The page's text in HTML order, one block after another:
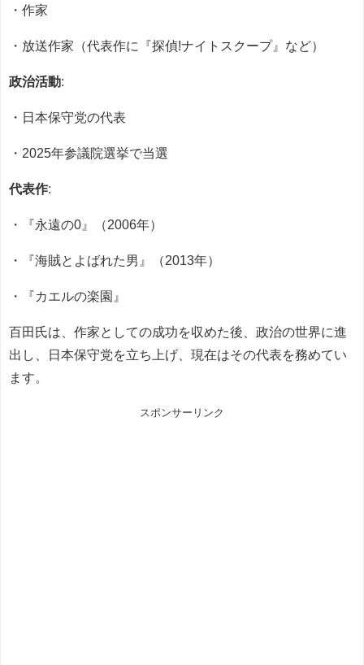
・作家
・放送作家（代表作に『探偵!ナイトスクープ』など）
政治活動:
・日本保守党の代表
・2025年参議院選挙で当選
代表作:
・『永遠の0』（2006年）
・『海賊とよばれた男』（2013年）
・『カエルの楽園』
百田氏は、作家としての成功を収めた後、政治の世界に進
出し、日本保守党を立ち上げ、現在はその代表を務めてい
ます。
スポンサーリンク